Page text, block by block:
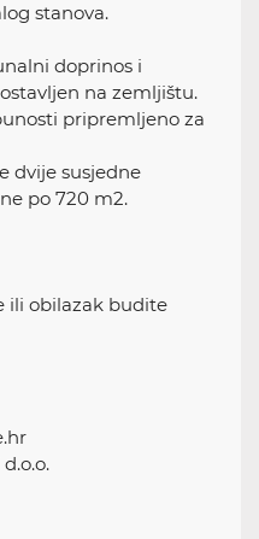
stanova.
doprinos i
na zemljištu.
pripremljeno za
dvije susjedne
po 720 m2.
ili obilazak budite